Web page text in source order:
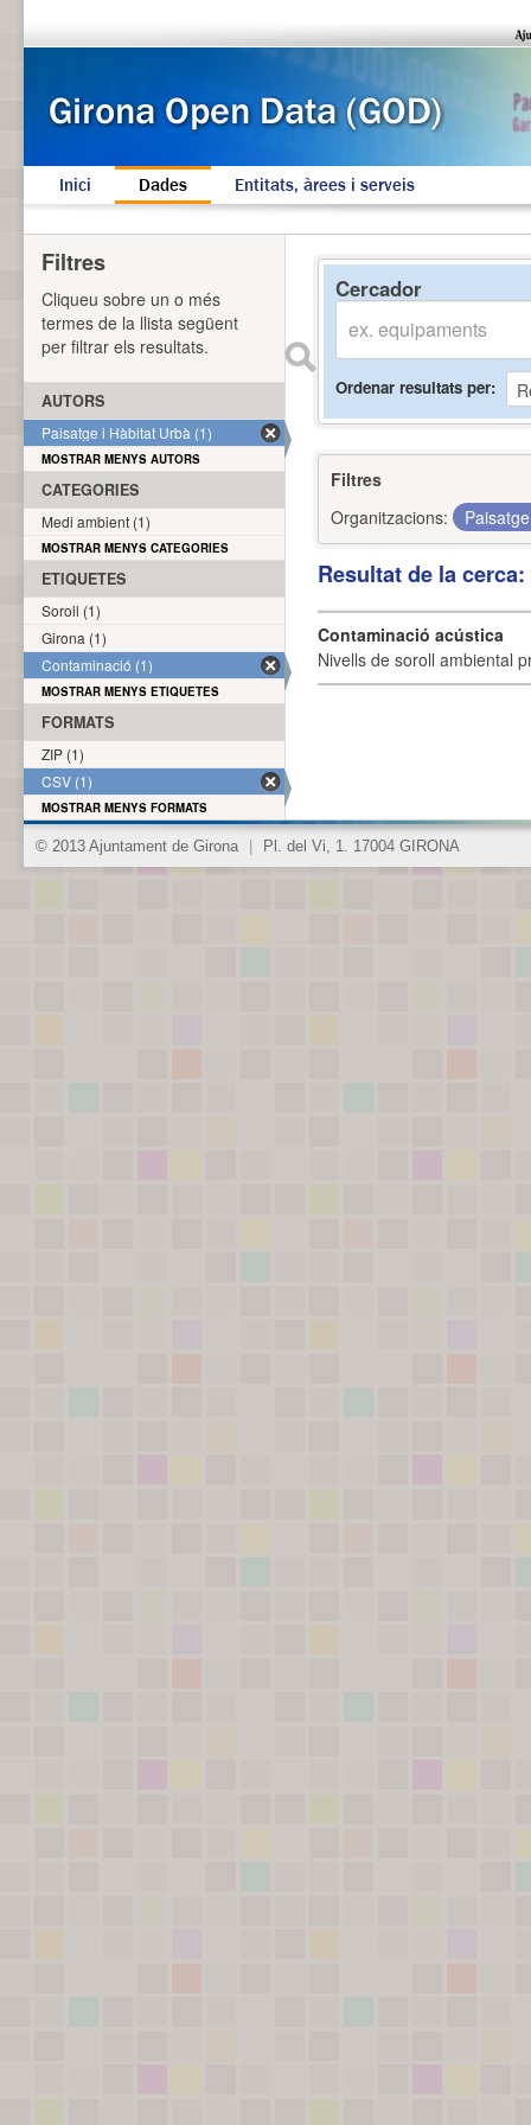
Inici Dades Entitats, àrees i serveis
Cercador
Ordenar resultats per
Filtres
Organitzacions:
Resultat de la
Contaminació acústica
Nivells de soroll ambiental
Filtres
Cliqueu sobre un o més
termes de la llista següent
per filtrar els resultats.
AUTORS
Paisatge i Hàbitat Urbà (1)
MOSTRAR MENYS AUTORS
CATEGORIES
Medi ambient (1)
MOSTRAR MENYS CATEGORIES
ETIQUETES
Soroll (1)
Girona (1)
Contaminació (1)
MOSTRAR MENYS ETIQUETES
FORMATS
ZIP (1)
CSV (1)
MOSTRAR MENYS FORMATS
© 2013 Ajuntament de Girona Pl. del Vi, 1. 17004 GIRONA